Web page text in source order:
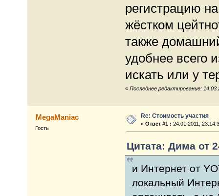
регистрацию
жёстком
также
удобнее всего
искать или у
« Последнее редактирование:
MegaManiac
Гость
Re: Стоимость участия
«Ответ #1 : 24.01.2011,
Цитата: Дима от
и Интернет от
локальный